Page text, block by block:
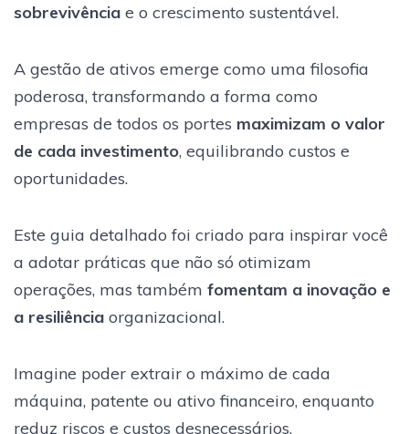
sobrevivência e o crescimento sustentável.
A gestão de ativos emerge como uma filosofia
poderosa, transformando a forma como
empresas de todos os portes maximizam o valor
de cada investimento, equilibrando custos e
oportunidades.
Este guia detalhado foi criado para inspirar você
a adotar práticas que não só otimizam
operações, mas também fomentam a inovação e
a resiliência organizacional.
Imagine poder extrair o máximo de cada
máquina, patente ou ativo financeiro, enquanto
reduz riscos e custos desnecessários.